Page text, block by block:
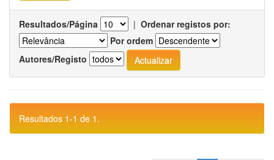
Resultados/Página | Ordenar registos por:
Por ordem
Autores/Registo
Resultados 1-1 de 1.